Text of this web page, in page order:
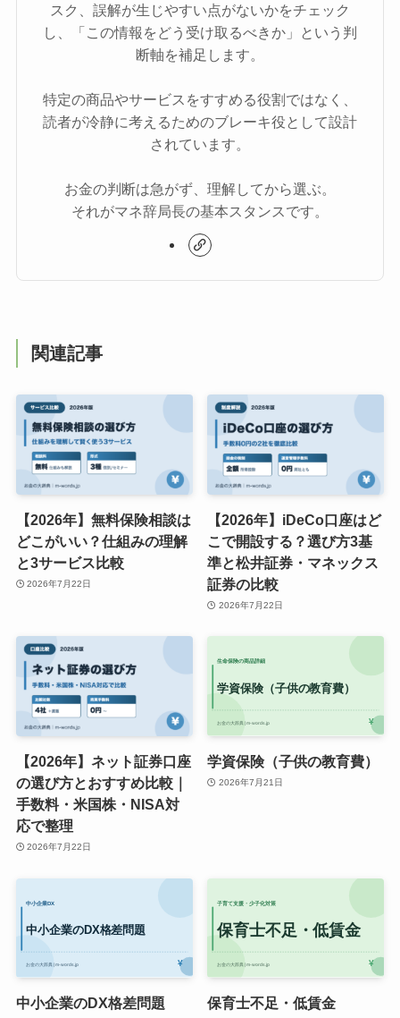
スク、誤解が生じやすい点がないかをチェック
し、「この情報をどう受け取るべきか」という判
断軸を補足します。
特定の商品やサービスをすすめる役割ではなく、
読者が冷静に考えるためのブレーキ役として設計
されています。
お金の判断は急がず、理解してから選ぶ。
それがマネ辞局長の基本スタンスです。
関連記事
【2026年】無料保険相談は
どこがいい？仕組みの理解
と3サービス比較
2026年7月22日
【2026年】iDeCo口座はど
こで開設する？選び方3基
準と松井証券・マネックス
証券の比較
2026年7月22日
【2026年】ネット証券口座
の選び方とおすすめ比較｜
手数料・米国株・NISA対
応で整理
2026年7月22日
学資保険（子供の教育費）
2026年7月21日
中小企業のDX格差問題 保育士不足・低賃金